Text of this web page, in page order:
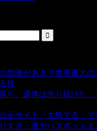
危険がある？世界最大
件
ち、遺体は光り続けた…
示サイト「大島てる」
すぎ」激ヤバスポットま